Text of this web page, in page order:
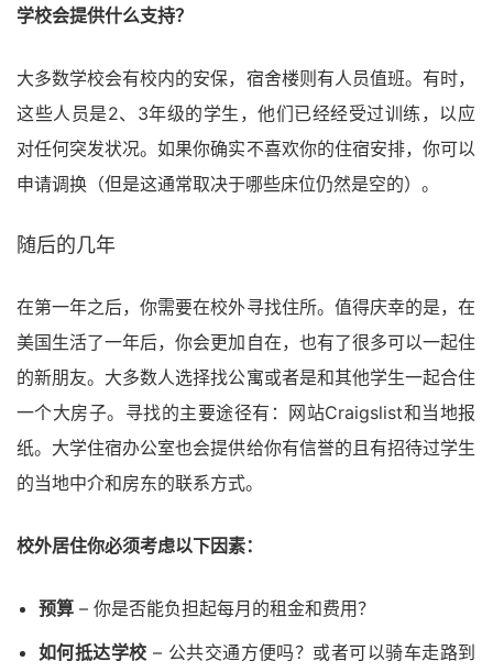
学校会提供什么支持？
大多数学校会有校内的安保，宿舍楼则有人员值班。有时，
这些人员是2、3年级的学生，他们已经经受过训练，以应
对任何突发状况。如果你确实不喜欢你的住宿安排，你可以
申请调换（但是这通常取决于哪些床位仍然是空的）。
随后的几年
在第一年之后，你需要在校外寻找住所。值得庆幸的是，在
美国生活了一年后，你会更加自在，也有了很多可以一起住
的新朋友。大多数人选择找公寓或者是和其他学生一起合住
一个大房子。寻找的主要途径有：网站Craigslist和当地报
纸。大学住宿办公室也会提供给你有信誉的且有招待过学生
的当地中介和房东的联系方式。
校外居住你必须考虑以下因素：
预算 – 你是否能负担起每月的租金和费用？
如何抵达学校 – 公共交通方便吗？或者可以骑车走路到